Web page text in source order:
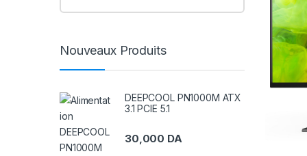
Nouveaux Produits
DEEPCOOL PN1000M ATX
3.1 PCIE 5.1
30,000 DA